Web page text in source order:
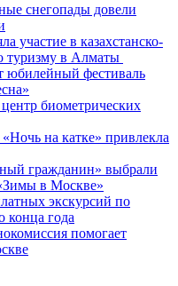
снегопады довели
участие в казахстанско-
туризму в Алматы
юбилейный фестиваль
биометрических
на катке» привлекла
гражданин» выбрали
в Москве»
экскурсий по
конца года
помогает